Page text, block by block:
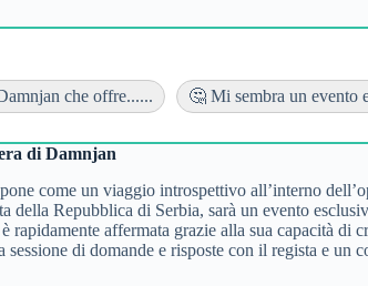
che offre......
🤔 Mi sembra un evento
di Damnjan
come un viaggio introspettivo all’interno
della Repubblica di Serbia, sarà un evento
rapidamente affermata grazie alla sua capacità
sessione di domande e risposte con il regista e un